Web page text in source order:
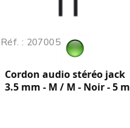
Réf. : 207005
Cordon audio stéréo jack
3.5 mm - M / M - Noir - 5 m